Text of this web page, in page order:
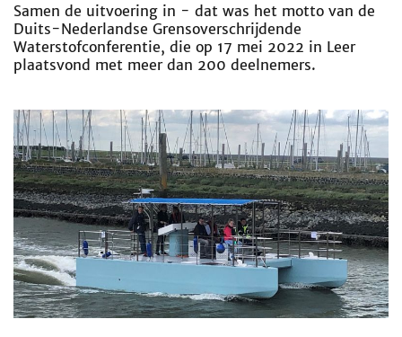
Samen de uitvoering in - dat was het motto van de
Duits-Nederlandse Grensoverschrijdende
Waterstofconferentie, die op 17 mei 2022 in Leer
plaatsvond met meer dan 200 deelnemers.